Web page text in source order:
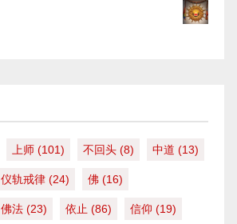
上师 (101) 不回头 (8) 中道 (13)
仪轨戒律 (24) 佛 (16)
佛法 (23) 依止 (86) 信仰 (19)